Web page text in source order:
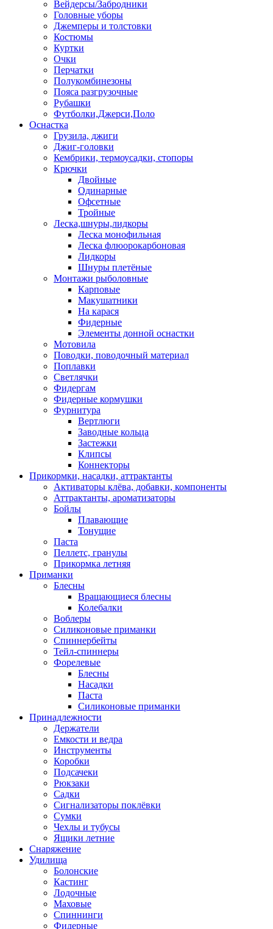
Вейдерсы/Забродники
Головные уборы
Джемперы и толстовки
Костюмы
Куртки
Очки
Перчатки
Полукомбинезоны
Пояса разгрузочные
Рубашки
Футболки,Джерси,Поло
Оснастка
Грузила, джиги
Джиг-головки
Кембрики, термоусадки, стопоры
Крючки
Двойные
Одинарные
Офсетные
Тройные
Леска,шнуры,лидкоры
Леска монофильная
Леска флюорокарбоновая
Лидкоры
Шнуры плетёные
Монтажи рыболовные
Карповые
Макушатники
На карася
Фидерные
Элементы донной оснастки
Мотовила
Поводки, поводочный материал
Поплавки
Светлячки
Фидергам
Фидерные кормушки
Фурнитура
Вертлюги
Заводные кольца
Застежки
Клипсы
Коннекторы
Прикормки, насадки, аттрактанты
Активаторы клёва, добавки, компоненты
Аттрактанты, ароматизаторы
Бойлы
Плавающие
Тонущие
Паста
Пеллетс, гранулы
Прикормка летняя
Приманки
Блесны
Вращающиеся блесны
Колебалки
Воблеры
Силиконовые приманки
Спиннербейты
Тейл-спиннеры
Форелевые
Блесны
Насадки
Паста
Силиконовые приманки
Принадлежности
Держатели
Емкости и ведра
Инструменты
Коробки
Подсачеки
Рюкзаки
Садки
Сигнализаторы поклёвки
Сумки
Чехлы и тубусы
Ящики летние
Снаряжение
Удилища
Болонские
Кастинг
Лодочные
Маховые
Спиннинги
Фидерные